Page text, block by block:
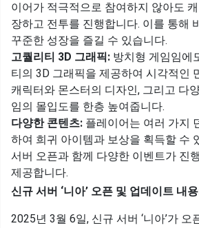
이어가 적극적으로 참여하지 않아도
장하고 전투를 진행합니다. 이를 통해
꾸준한 성장을 즐길 수 있습니다.
고퀄리티 3D 그래픽: 방치형 게임임에
티의 3D 그래픽을 제공하여 시각적인
캐릭터와 몬스터의 디자인, 그리고 다
임의 몰입도를 한층 높여줍니다.
다양한 콘텐츠: 플레이어는 여러 가지
하여 희귀 아이템과 보상을 획득할 수
서버 오픈과 함께 다양한 이벤트가 진
제공합니다.
신규 서버 ‘니아’ 오픈 및 업데이트 내
2025년 3월 6일, 신규 서버 ‘니아’가 오